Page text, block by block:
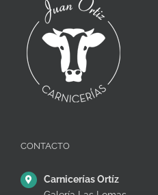
CONTACTO
Carnicerías Ortíz